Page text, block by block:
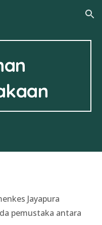
Skip to navigation
Jayapura
pemustaka antara